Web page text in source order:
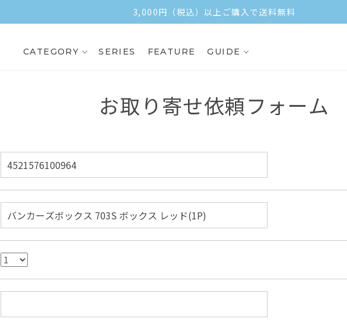
3,000円（税込）以上ご購入で送料無料
CATEGORY SERIES FEATURE GUIDE
お取り寄せ依頼フォーム